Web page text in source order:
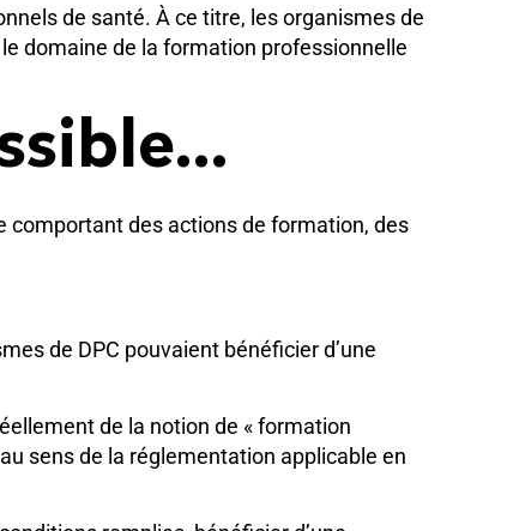
de santé. À ce titre, les organismes de
domaine de la formation professionnelle
comportant des actions de formation, des
de DPC pouvaient bénéficier d’une
de la notion de « formation
sens de la réglementation applicable en